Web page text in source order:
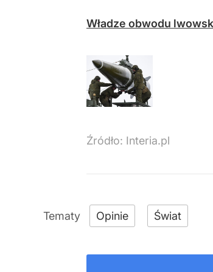
Władze obwodu
Źródło: Interia.pl
Opinie Świat